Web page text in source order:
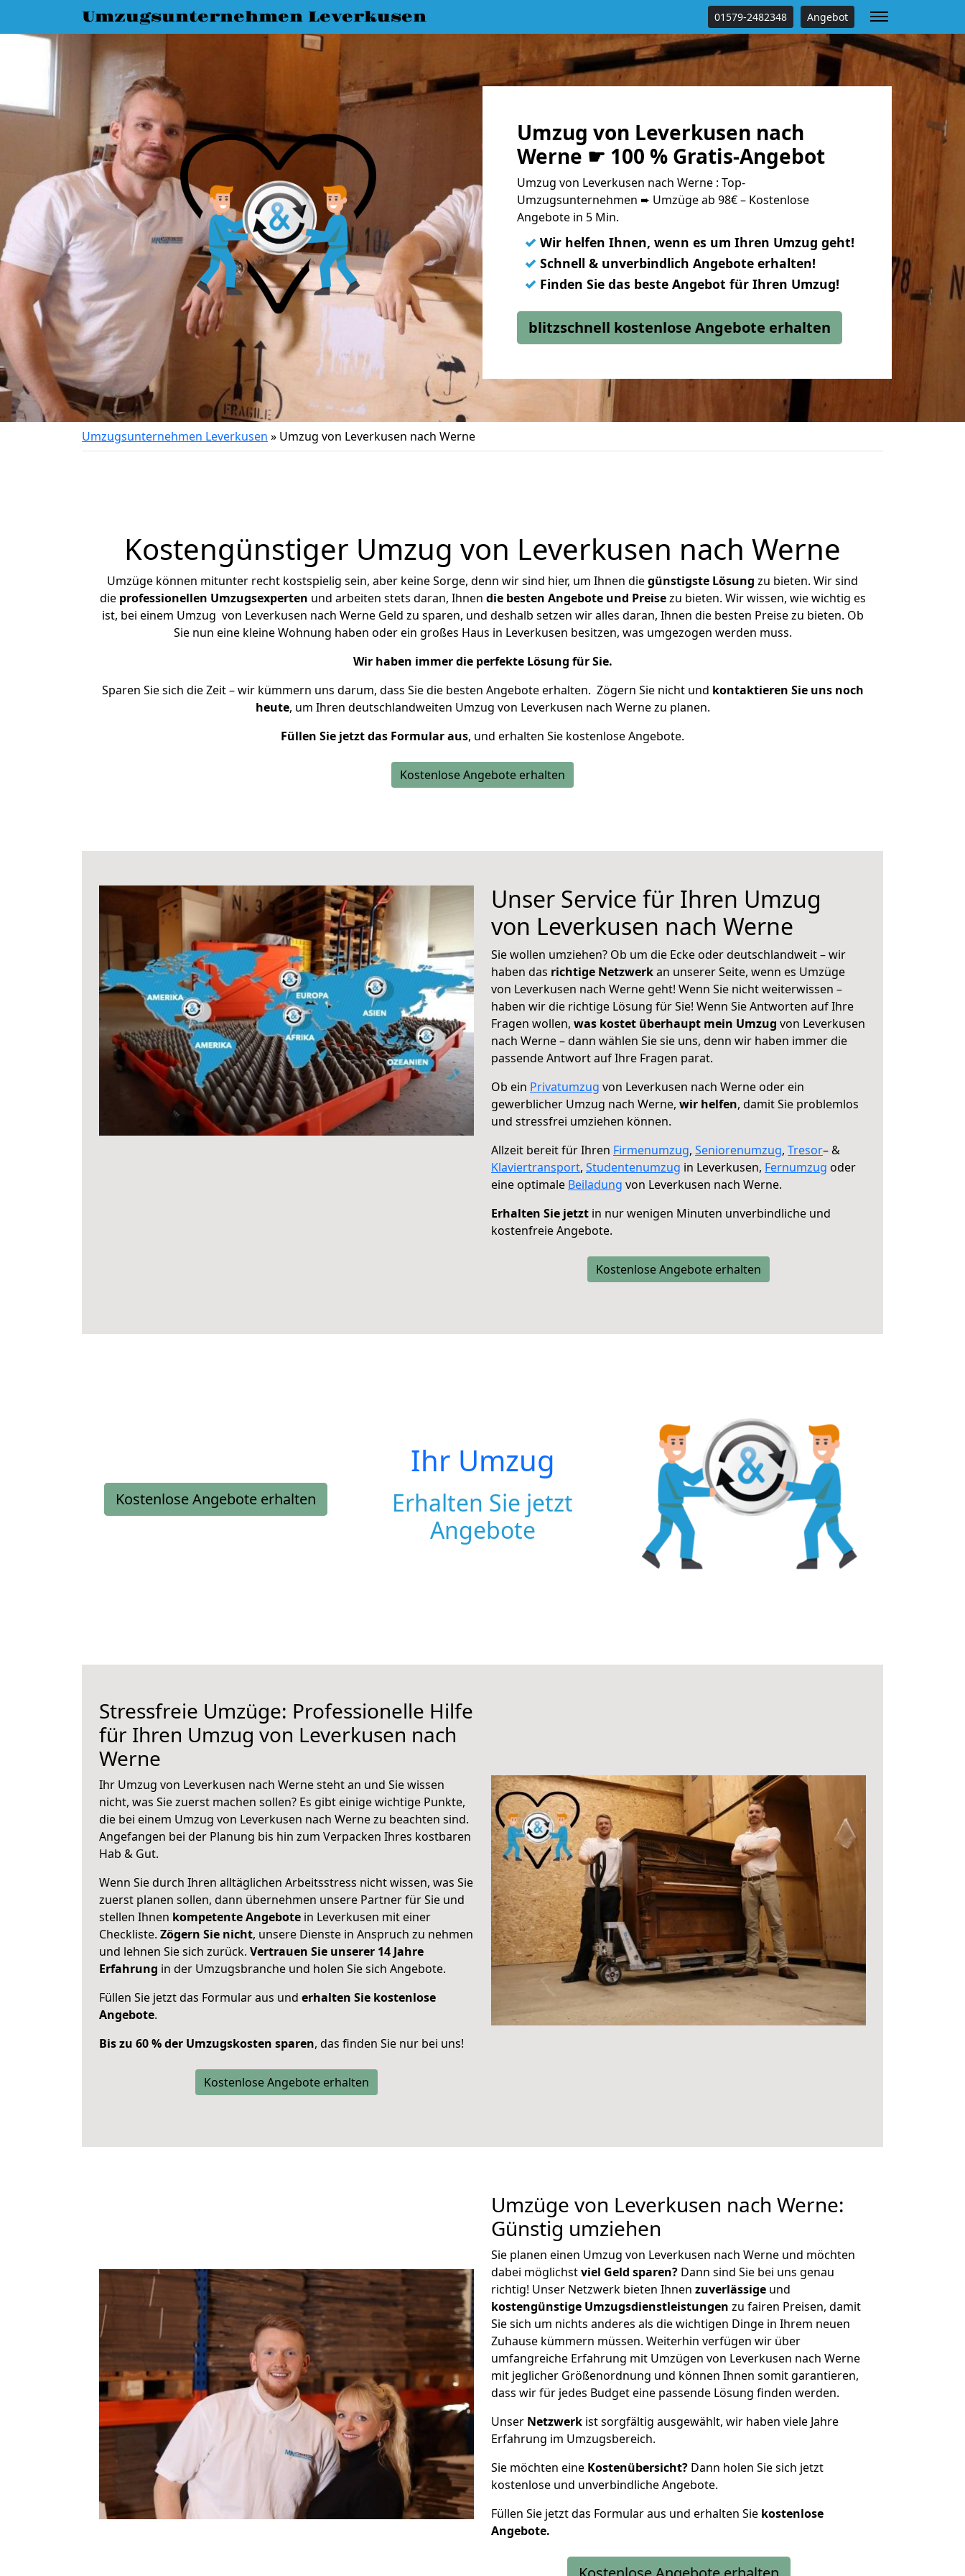
Umzugsunternehmen Leverkusen 01579-2482348 Angebot
Umzug von Leverkusen nach
Werne ☛ 100 % Gratis-Angebot
Umzug von Leverkusen nach Werne : Top-
Umzugsunternehmen ➨ Umzüge ab 98€ – Kostenlose
Angebote in 5 Min.
✓ Wir helfen Ihnen, wenn es um Ihren Umzug geht!
✓ Schnell & unverbindlich Angebote erhalten!
✓ Finden Sie das beste Angebot für Ihren Umzug!
blitzschnell kostenlose Angebote erhalten
Umzugsunternehmen Leverkusen » Umzug von Leverkusen nach Werne
Kostengünstiger Umzug von Leverkusen nach Werne
Umzüge können mitunter recht kostspielig sein, aber keine Sorge, denn wir sind hier, um Ihnen diegünstigste Lösung zu bieten. Wir sind
die professionellen Umzugsexperten und arbeiten stets daran, Ihnen die besten Angebote und Preisezu bieten. Wir wissen, wie wichtig es
ist, bei einem Umzug von Leverkusen nach Werne Geld zu sparen, und deshalb setzen wir alles daran, Ihnen die besten Preise zu bieten. Ob
Sie nun eine kleine Wohnung haben oder ein großes Haus in Leverkusen besitzen, was umgezogen werden muss.
Wir haben immer die perfekte Lösung für Sie.
Sparen Sie sich die Zeit – wir kümmern uns darum, dass Sie die besten Angebote erhalten. Zögern Sie nicht und kontaktieren Sie uns noch
heute, um Ihren deutschlandweiten Umzug von Leverkusen nach Werne zu planen.
Füllen Sie jetzt das Formular aus, und erhalten Sie kostenlose Angebote.
Kostenlose Angebote erhalten
Unser Service für Ihren Umzug
von Leverkusen nach Werne
Sie wollen umziehen? Ob um die Ecke oder deutschlandweit – wir
haben das richtige Netzwerkan unserer Seite, wenn es Umzüge
von Leverkusen nach Werne geht! Wenn Sie nicht weiterwissen –
haben wir die richtige Lösung für Sie! Wenn Sie Antworten auf Ihre
Fragen wollen, was kostet überhaupt mein Umzug von Leverkusen
nach Werne – dann wählen Sie sie uns, denn wir haben immer die
passende Antwort auf Ihre Fragen parat.
Ob ein Privatumzug von Leverkusen nach Werne oder ein
gewerblicher Umzug nach Werne, wir helfen, damit Sie problemlos
und stressfrei umziehen können.
Allzeit bereit für Ihren Firmenumzug, Seniorenumzug, Tresor– &
Klaviertransport, Studentenumzug in Leverkusen, Fernumzug oder
eine optimale Beiladung von Leverkusen nach Werne.
Erhalten Sie jetzt in nur wenigen Minuten unverbindliche und
kostenfreie Angebote.
Kostenlose Angebote erhalten
Kostenlose Angebote erhalten
Ihr Umzug
Erhalten Sie jetzt
Angebote
Stressfreie Umzüge: Professionelle Hilfe
für Ihren Umzug von Leverkusen nach
Werne
Ihr Umzug von Leverkusen nach Werne steht an und Sie wissen
nicht, was Sie zuerst machen sollen? Es gibt einige wichtige Punkte,
die bei einem Umzug von Leverkusen nach Werne zu beachten sind.
Angefangen bei der Planung bis hin zum Verpacken Ihres kostbaren
Hab & Gut.
Wenn Sie durch Ihren alltäglichen Arbeitsstress nicht wissen, was Sie
zuerst planen sollen, dann übernehmen unsere Partner für Sie und
stellen Ihnen kompetente Angebote in Leverkusen mit einer
Checkliste. Zögern Sie nicht, unsere Dienste in Anspruch zu nehmen
und lehnen Sie sich zurück. Vertrauen Sie unserer 14 Jahre
Erfahrung in der Umzugsbranche und holen Sie sich Angebote.
Füllen Sie jetzt das Formular aus und erhalten Sie kostenlose
Angebote.
Bis zu 60 % der Umzugskosten sparen, das finden Sie nur bei uns!
Kostenlose Angebote erhalten
Umzüge von Leverkusen nach Werne:
Günstig umziehen
Sie planen einen Umzug von Leverkusen nach Werne und möchten
dabei möglichstviel Geld sparen? Dann sind Sie bei uns genau
richtig! Unser Netzwerk bieten Ihnen zuverlässige und
kostengünstige Umzugsdienstleistungen zu fairen Preisen, damit
Sie sich um nichts anderes als die wichtigen Dinge in Ihrem neuen
Zuhause kümmern müssen. Weiterhin verfügen wir über
umfangreiche Erfahrung mit Umzügen von Leverkusen nach Werne
mit jeglicher Größenordnung und können Ihnen somit garantieren,
dass wir für jedes Budget eine passende Lösung finden werden.
Unser Netzwerk ist sorgfältig ausgewählt, wir haben viele Jahre
Erfahrung im Umzugsbereich.
Sie möchten eine Kostenübersicht? Dann holen Sie sich jetzt
kostenlose und unverbindliche Angebote.
Füllen Sie jetzt das Formular aus und erhalten Sie kostenlose
Angebote.